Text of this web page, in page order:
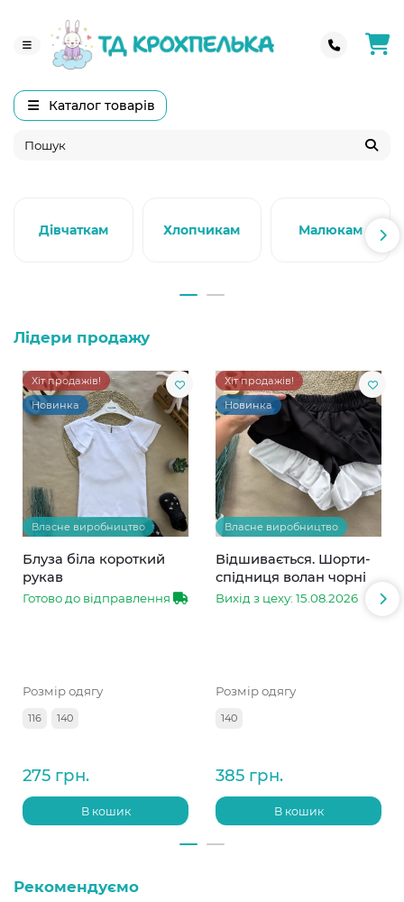
Каталог товарів
Дівчаткам Хлопчикам Малюкам
Лідери продажу
Хіт продажів!
Новинка
Власне виробництво
Блуза біла короткий
рукав
Готово до відправлення
Розмір одягу
116 140
275 грн.
В кошик
Хіт продажів!
Новинка
Власне виробництво
Відшивається. Шорти-
спідниця волан чорні
Вихід з цеху: 15.08.2026
Розмір одягу
140
385 грн.
В кошик
Рекомендуємо